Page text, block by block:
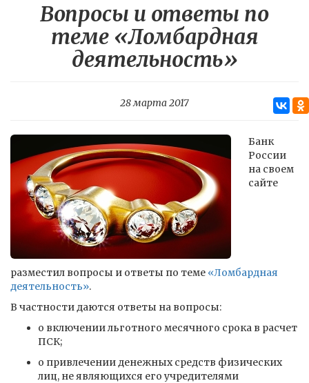
Вопросы и ответы по
теме «Ломбардная
деятельность»
28 марта 2017
Банк
России
на своем
сайте
разместил вопросы и ответы по теме «Ломбардная
деятельность».
В частности даются ответы на вопросы:
о включении льготного месячного срока в расчет
ПСК;
о привлечении денежных средств физических
лиц, не являющихся его учредителями